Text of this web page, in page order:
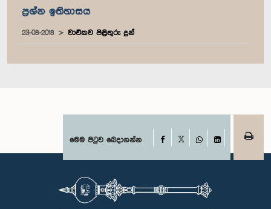
ප්‍රශ්න ඉතිහාසය
23-08-2018 වාචිකව පිළිතුරු දුන්
මෙම පිටුව බෙදාගන්න Facebook
WhatsAppLinkedIn